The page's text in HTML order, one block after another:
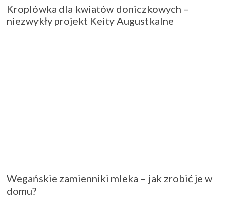
Kroplówka dla kwiatów doniczkowych –
niezwykły projekt Keity Augustkalne
Wegańskie zamienniki mleka – jak zrobić je w
domu?